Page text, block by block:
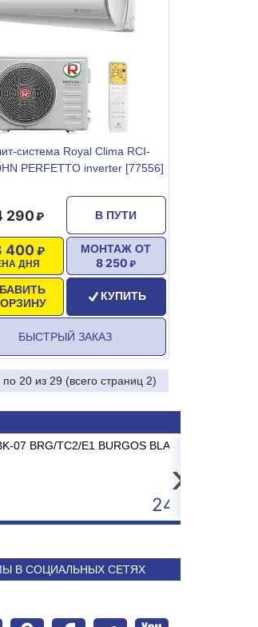
(300 dpi)
E1 BURGOS BLACK
›
В СОЦИАЛЬНЫХ СЕТЯХ
система Royal Clima RCI-
PERFETTO inverter [77556]
В ПУТИ
290
ДНЯ
400 МОНТАЖ ОТ
8 250
КУПИТЬ
БЫСТРЫЙ ЗАКАЗ
20 из 29 (всего страниц 2)